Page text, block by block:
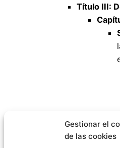
Gestionar el
de las cookies
Título III: